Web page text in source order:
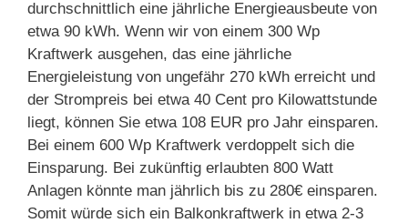
durchschnittlich eine jährliche Energieausbeute von
etwa 90 kWh. Wenn wir von einem 300 Wp
Kraftwerk ausgehen, das eine jährliche
Energieleistung von ungefähr 270 kWh erreicht und
der Strompreis bei etwa 40 Cent pro Kilowattstunde
liegt, können Sie etwa 108 EUR pro Jahr einsparen.
Bei einem 600 Wp Kraftwerk verdoppelt sich die
Einsparung. Bei zukünftig erlaubten 800 Watt
Anlagen könnte man jährlich bis zu 280€ einsparen.
Somit würde sich ein Balkonkraftwerk in etwa 2-3